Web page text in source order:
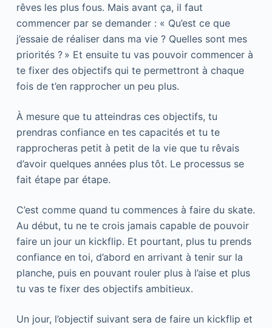
rêves les plus fous. Mais avant ça, il faut
commencer par se demander : « Qu’est ce que
j’essaie de réaliser dans ma vie ? Quelles sont mes
priorités ? » Et ensuite tu vas pouvoir commencer à
te fixer des objectifs qui te permettront à chaque
fois de t’en rapprocher un peu plus.
À mesure que tu atteindras ces objectifs, tu
prendras confiance en tes capacités et tu te
rapprocheras petit à petit de la vie que tu rêvais
d’avoir quelques années plus tôt. Le processus se
fait étape par étape.
C’est comme quand tu commences à faire du skate.
Au début, tu ne te crois jamais capable de pouvoir
faire un jour un kickflip. Et pourtant, plus tu prends
confiance en toi, d’abord en arrivant à tenir sur la
planche, puis en pouvant rouler plus à l’aise et plus
tu vas te fixer des objectifs ambitieux.
Un jour, l’objectif suivant sera de faire un kickflip et